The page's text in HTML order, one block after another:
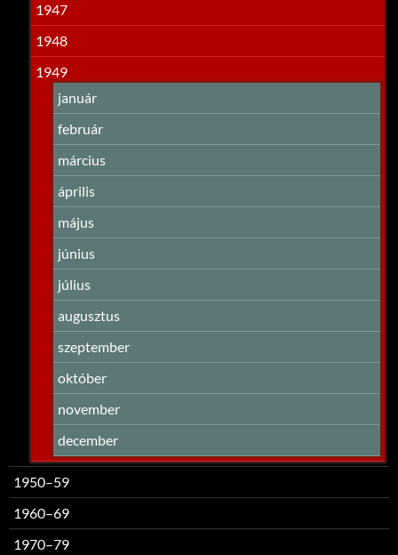
1947
1948
1949
január
február
március
április
május
június
július
augusztus
szeptember
október
november
december
1950–59
1960–69
1970–79